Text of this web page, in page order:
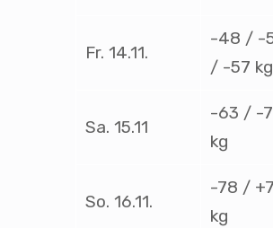
Fr. 14.11.
-48 / -
/ -57 kg
Sa. 15.11
-63 / -
kg
So. 16.11.
-78 /
kg